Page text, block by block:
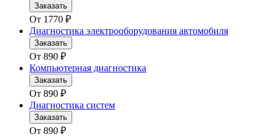
Заказать
От 1770 ₽
Диагностика электрооборудования автомобиля
Заказать
От 890 ₽
Компьютерная диагностика
Заказать
От 890 ₽
Диагностика систем
Заказать
От 890 ₽